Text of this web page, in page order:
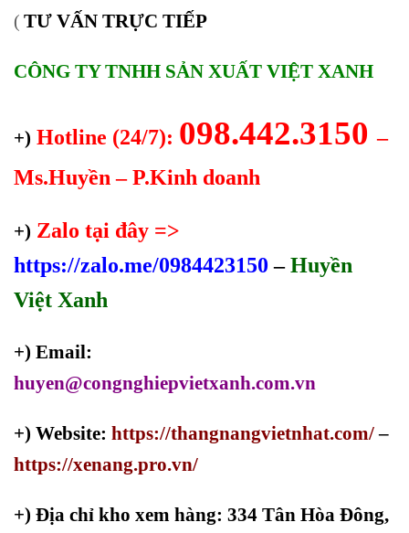
( TƯ VẤN TRỰC TIẾP
CÔNG TY TNHH SẢN XUẤT VIỆT XANH
+) Hotline (24/7): 098.442.3150–
Ms.Huyền – P.Kinh doanh
+) Zalo tại đây =>
https://zalo.me/0984423150 –Huyền
Việt Xanh
+) Email:
huyen@congnghiepvietxanh.com.vn
+) Website: https://thangnangvietnhat.com/–
https://xenang.pro.vn/
+) Địa chỉ kho xem hàng: 334 Tân Hòa Đông,